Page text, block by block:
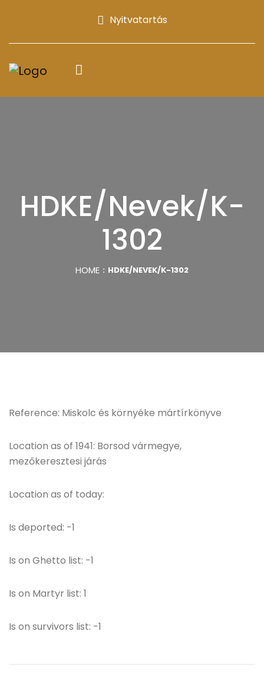
Nyitvatartás
HDKE/Nevek/K-
1302
HOME HDKE/NEVEK/K-1302
Reference: Miskolc és környéke mártírkönyve
Location as of 1941: Borsod vármegye,
mezőkeresztesi járás
Location as of today:
Is deported: -1
Is on Ghetto list: -1
Is on Martyr list: 1
Is on survivors list: -1